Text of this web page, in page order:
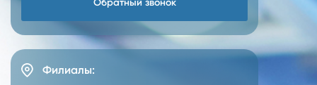
Обратный звонок
Филиалы: